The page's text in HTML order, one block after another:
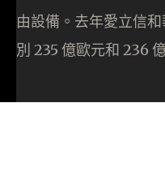
由設備。去年愛立信
別 235 億歐元和 236